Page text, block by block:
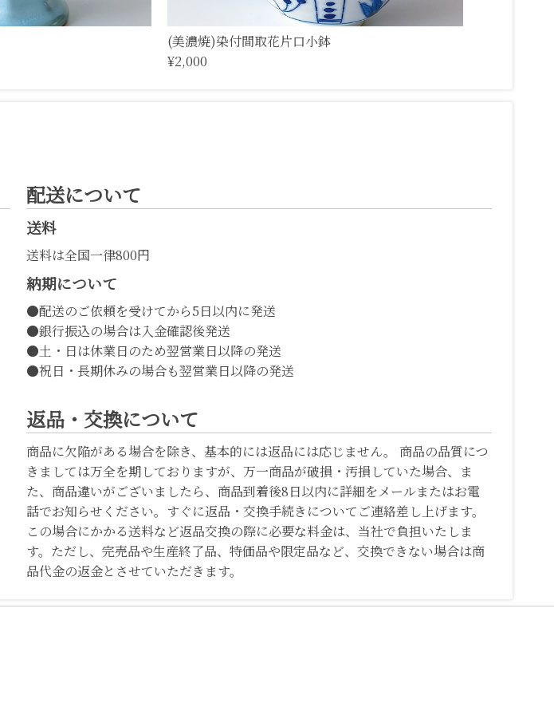
(美濃焼)染付間取花片口小鉢
¥2,000
配送について
送料
送料は全国一律800円
納期について
●配送のご依頼を受けてから5日以内に発送
●銀行振込の場合は入金確認後発送
●土・日は休業日のため翌営業日以降の発送
●祝日・長期休みの場合も翌営業日以降の発送
返品・交換について
商品に欠陥がある場合を除き、基本的には返品には応じません。 商品の品質につ
きましては万全を期しておりますが、万一商品が破損・汚損していた場合、ま
た、商品違いがございましたら、商品到着後8日以内に詳細をメールまたはお電
話でお知らせください。すぐに返品・交換手続きについてご連絡差し上げます。
この場合にかかる送料など返品交換の際に必要な料金は、当社で負担いたしま
す。ただし、完売品や生産終了品、特価品や限定品など、交換できない場合は商
品代金の返金とさせていただきます。